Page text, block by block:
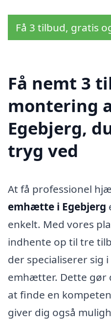
Få 3 tilbud, gratis
Få nemt 3
montering
Egebjerg,
tryg ved
At få professionel
emhætte i Egebjerg
enkelt. Med vores
indhente op til tre
der specialiserer sig
emhætter. Dette gør
at finde en
giver dig også